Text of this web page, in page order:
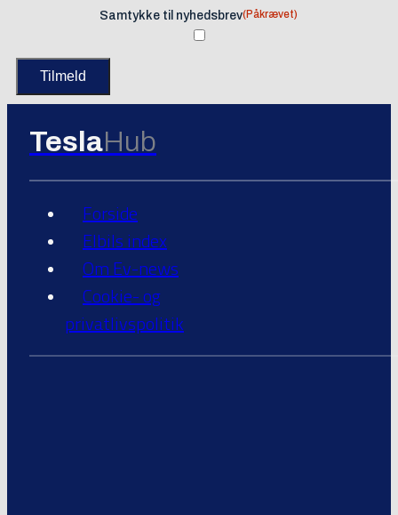
Samtykke til nyhedsbrev(Påkrævet)
TeslaHub
Forside
Elbils index
Om Ev-news
Cookie- og
privatlivspolitik